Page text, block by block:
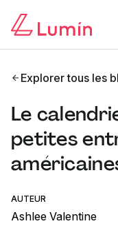
Explorer tous les
Le
petites
AUTEUR
Ashlee Valentine